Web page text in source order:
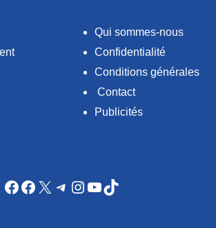
Qui sommes-nous
Confidentialité
Conditions générales
Contact
Publicités
Facebook
Facebook
X Telegram
Instagram
YouTube
TikTok